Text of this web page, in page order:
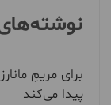
نوشته‌های
برای مریمِ
پیدا می‌کند